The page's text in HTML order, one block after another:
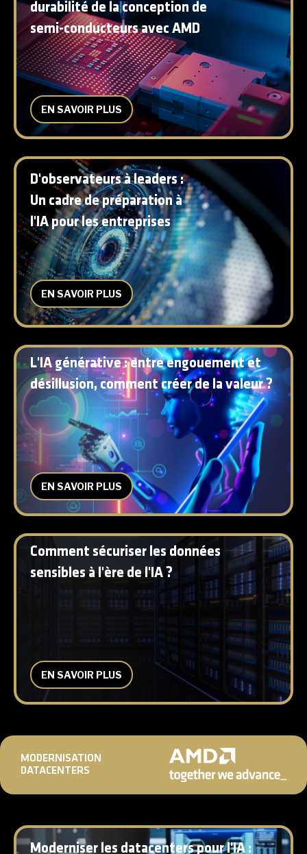
durabilité de la conception de
semi-conducteurs avec AMD
EN SAVOIR PLUS
D'observateurs à leaders :
Un cadre de préparation à
l'IA pour les entreprises
EN SAVOIR PLUS
L'IA générative : entre engouement et
désillusion, comment créer de la valeur ?
EN SAVOIR PLUS
Comment sécuriser les données
sensibles à l'ère de l'IA ?
EN SAVOIR PLUS
MODERNISATION
DATACENTERS
Moderniser les datacenters pour l'IA :